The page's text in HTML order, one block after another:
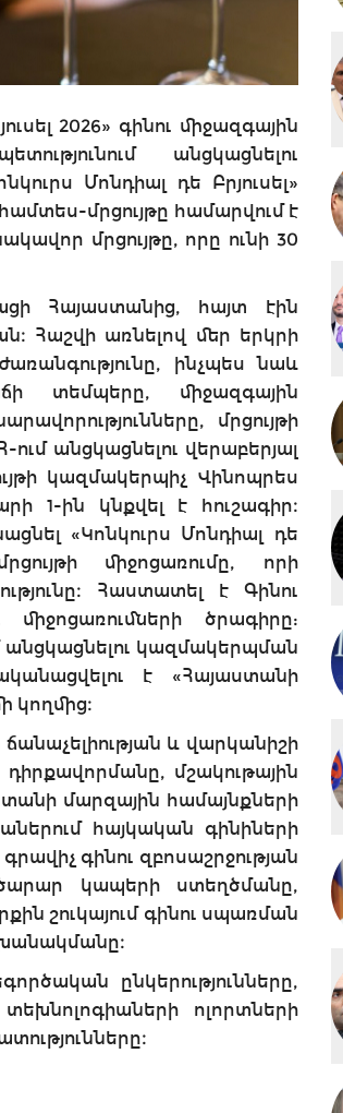
2026» գինու միջազգային
անցկացնելու
Մոնդիալ դե Բրյուսել»
մրցույթը համարվում է
մրցույթը, որը ունի 30
Հայաստանից, հայտ էին
Հաշվի առնելով մեր երկրի
ինչպես նաև
տեմպերը, միջազգային
մրցույթի
ում անցկացնելու վերաբերյալ
կազմակերպիչ Վինոպրես
1-ին կնքվել է հուշագիր։
«Կոնկուրս Մոնդիալ դե
միջոցառումը, որի
Հաստատել է Գինու
ծրագիրը:
անցկացնելու կազմակերպման
է «Հայաստանի
կողմից։
և վարկանիշի
մշակութային
մարզային համայնքների
հայկական գինիների
գինու զբոսաշրջության
կապերի ստեղծմանը,
շուկայում գինու սպառման
ընկերությունները,
ոլորտների